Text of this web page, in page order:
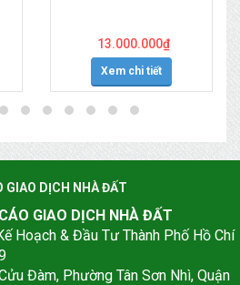
13.000.000₫
Xem chi tiết
GIAO DỊCH NHÀ ĐẤT
GIAO DỊCH NHÀ ĐẤT
Hoạch & Đầu Tư Thành Phố Hồ Chí
Đàm, Phường Tân Sơn Nhì, Quận